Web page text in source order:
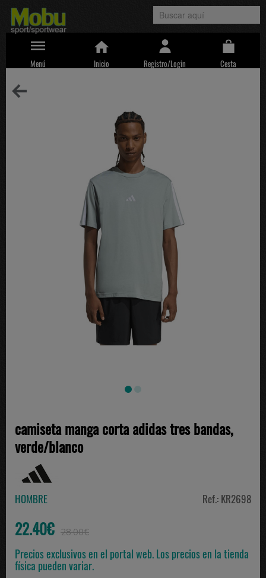
Menú Inicio Registro/Login Cesta
camiseta manga corta adidas tres bandas,
verde/blanco
HOMBRE Ref.: KR2698
22.40€ 28.00€
Precios exclusivos en el portal web. Los precios en la tienda
física pueden variar.